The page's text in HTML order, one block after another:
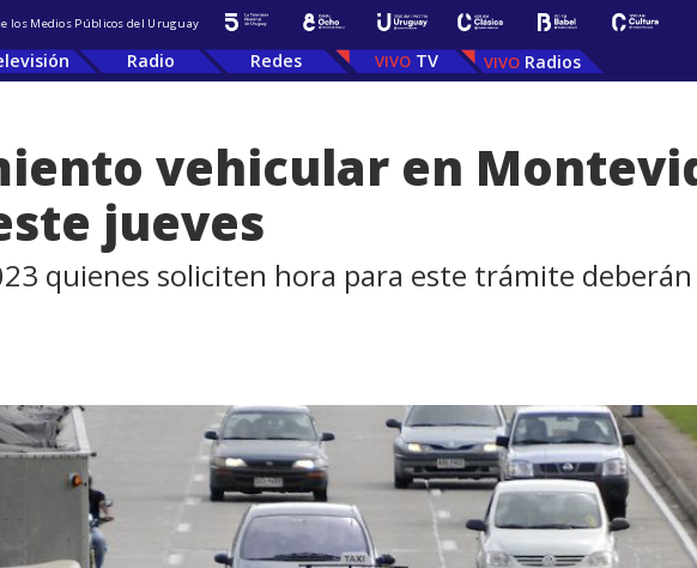
los Medios Públicos del Uruguay
Radio Redes TV Radios
vehicular en
jueves
quienes soliciten hora para este trámite